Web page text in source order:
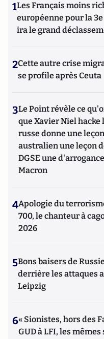
1Les Français moins
européenne pour la
ira le grand
2Cette autre crise
se profile après Ceuta
3Le Point révèle ce
que Xavier Niel hacke
russe donne une
australien une leçon
DGSE une
Macron
4Apologie du
700, le chanteur à
2026
5Bons baisers de
derrière les attaques
Leipzig
6« Sionistes, hors des
GUD à LFI, les